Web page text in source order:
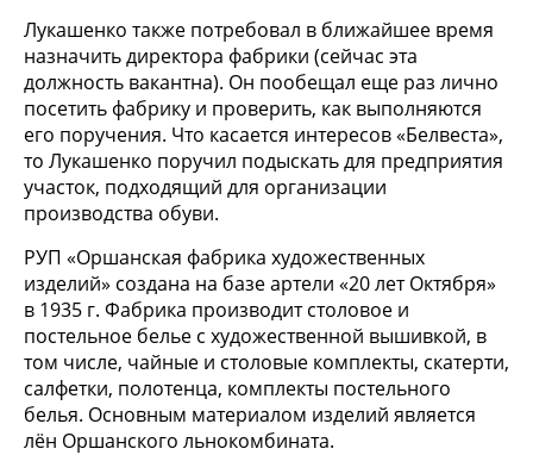
Лукашенко также потребовал в ближайшее время
назначить директора фабрики (сейчас эта
должность вакантна). Он пообещал еще раз лично
посетить фабрику и проверить, как выполняются
его поручения. Что касается интересов «Белвеста»,
то Лукашенко поручил подыскать для предприятия
участок, подходящий для организации
производства обуви.
РУП «Оршанская фабрика художественных
изделий» создана на базе артели «20 лет Октября»
в 1935 г. Фабрика производит столовое и
постельное белье с художественной вышивкой, в
том числе, чайные и столовые комплекты, скатерти,
салфетки, полотенца, комплекты постельного
белья. Основным материалом изделий является
лён Оршанского льнокомбината.